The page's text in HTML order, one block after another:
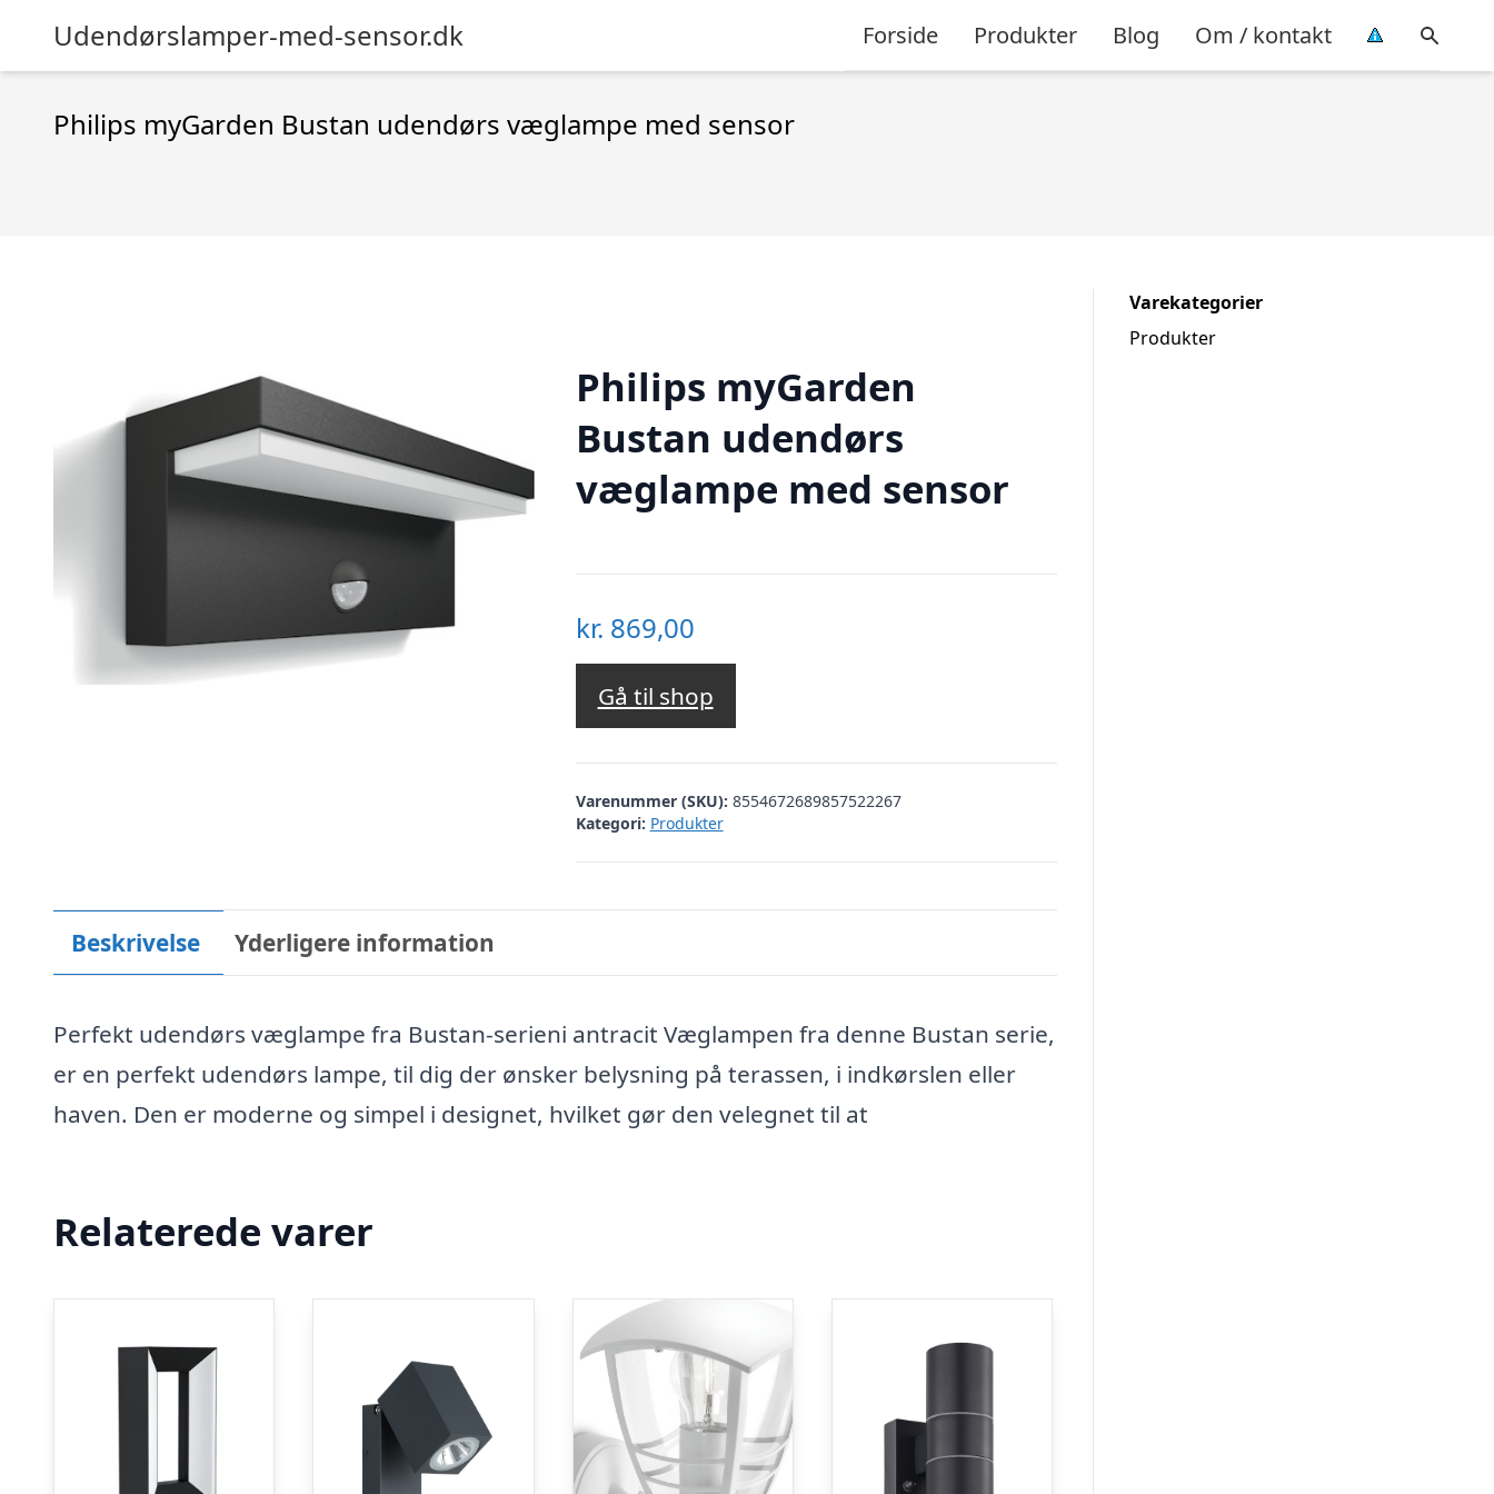
Udendørslamper-med-sensor.dk Forside Produkter Blog Om / kontakt
Philips myGarden Bustan udendørs væglampe med sensor
Philips myGarden
Bustan udendørs
væglampe med sensor
kr. 869,00
Gå til shop
Varenummer (SKU): 8554672689857522267
Kategori: Produkter
Beskrivelse Yderligere information
Perfekt udendørs væglampe fra Bustan-serieni antracit Væglampen fra denne Bustan serie,
er en perfekt udendørs lampe, til dig der ønsker belysning på terassen, i indkørslen eller
haven. Den er moderne og simpel i designet, hvilket gør den velegnet til at
Relaterede varer
Varekategorier
Produkter